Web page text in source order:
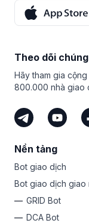
bản dùng thử
có thể sử dụng
Hãy quay lại
tính của Bitsgap
giá hối đoái tiền
chính, bao gồm
Theo dõi
Hãy tham gia
800.000 nhà giao
Nền tảng
Bot giao dịch
Bot giao dịch giao
GRID Bot
DCA Bot